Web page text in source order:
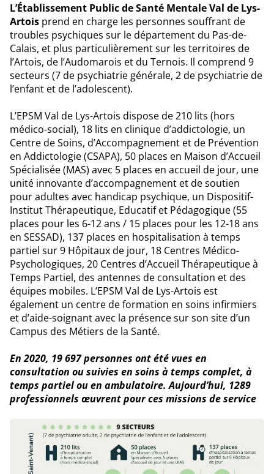
L’Établissement Public de Santé Mentale Val de Lys-
Artois prend en charge les personnes souffrant de
troubles psychiques sur le département du Pas-de-
Calais, et plus particulièrement sur les territoires de
l’Artois, de l’Audomarois et du Ternois. Il comprend 9
secteurs (7 de psychiatrie générale, 2 de psychiatrie de
l’enfant et de l’adolescent).
L’EPSM Val de Lys-Artois dispose de 210 lits (hors
médico-social), 18 lits en clinique d’addictologie, un
Centre de Soins, d’Accompagnement et de Prévention
en Addictologie (CSAPA), 50 places en Maison d’Accueil
Spécialisée (MAS) avec 5 places en accueil de jour, une
unité innovante d’accompagnement et de soutien
pour adultes avec handicap psychique, un Dispositif-
Institut Thérapeutique, Educatif et Pédagogique (55
places pour les 6-12 ans / 15 places pour les 12-18 ans
en SESSAD), 137 places en hospitalisation à temps
partiel sur 9 Hôpitaux de jour, 18 Centres Médico-
Psychologiques, 20 Centres d’Accueil Thérapeutique à
Temps Partiel, des antennes de consultation et des
équipes mobiles. L’EPSM Val de Lys-Artois est
également un centre de formation en soins infirmiers
et d’aide-soignant avec la présence sur son site d’un
Campus des Métiers de la Santé.
En 2020, 19 697 personnes ont été vues en
consultation ou suivies en soins à temps complet, à
temps partiel ou en ambulatoire. Aujourd’hui, 1289
professionnels œuvrent pour ces missions de service